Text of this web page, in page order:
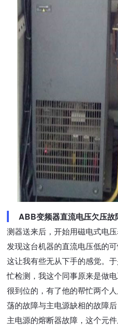
ABB变频器直流电压欠压故
测器送来后，开始用磁电式电
发现这台机器的直流电压低的
这让我有些无从下手的感觉。
忙检测，我这个同事原来是做
很到位的，有了他的帮忙两个
荡的故障与主电源缺相的故障
主电源的熔断器故障，这个元